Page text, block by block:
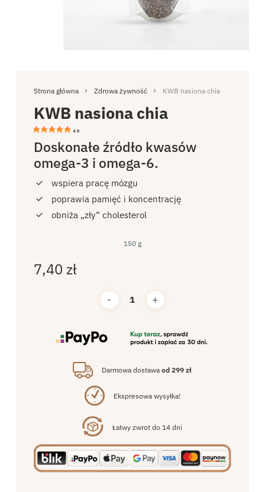
Strona główna Zdrowa żywność KWB nasiona chia
KWB nasiona chia
4.9
Doskonałe źródło kwasów
omega-3 i omega-6.
wspiera pracę mózgu
poprawia pamięć i koncentrację
obniża „zły” cholesterol
150 g
7,40 zł
Darmowa dostawaod 299 zł
Ekspresowa wysyłka!
Łatwy zwrot do 14 dni